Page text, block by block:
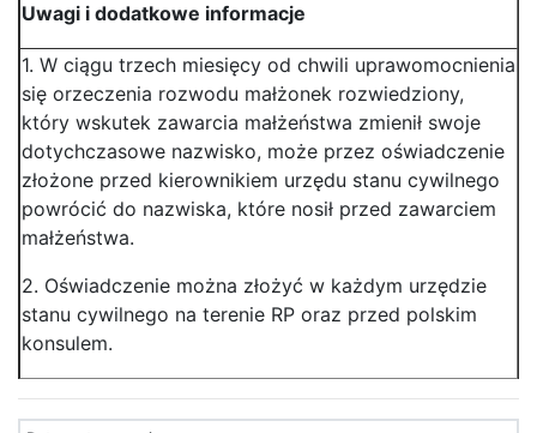
Uwagi i dodatkowe informacje
1. W ciągu trzech miesięcy od chwili uprawomocnienia
się orzeczenia rozwodu małżonek rozwiedziony,
który wskutek zawarcia małżeństwa zmienił swoje
dotychczasowe nazwisko, może przez oświadczenie
złożone przed kierownikiem urzędu stanu cywilnego
powrócić do nazwiska, które nosił przed zawarciem
małżeństwa.
2. Oświadczenie można złożyć w każdym urzędzie
stanu cywilnego na terenie RP oraz przed polskim
konsulem.